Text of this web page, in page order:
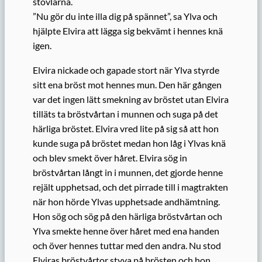
”Nu gör du inte illa dig på spännet”, sa Ylva och
hjälpte Elvira att lägga sig bekvämt i hennes knä
igen.
Elvira nickade och gapade stort när Ylva styrde
sitt ena bröst mot hennes mun. Den här gången
var det ingen lätt smekning av bröstet utan Elvira
tilläts ta bröstvårtan i munnen och suga på det
härliga bröstet. Elvira vred lite på sig så att hon
kunde suga på bröstet medan hon låg i Ylvas knä
och blev smekt över håret. Elvira sög in
bröstvårtan långt in i munnen, det gjorde henne
rejält upphetsad, och det pirrade till i magtrakten
när hon hörde Ylvas upphetsade andhämtning.
Hon sög och sög på den härliga bröstvårtan och
Ylva smekte henne över håret med ena handen
och över hennes tuttar med den andra. Nu stod
Elviras bröstvårtor styva på brösten och hon